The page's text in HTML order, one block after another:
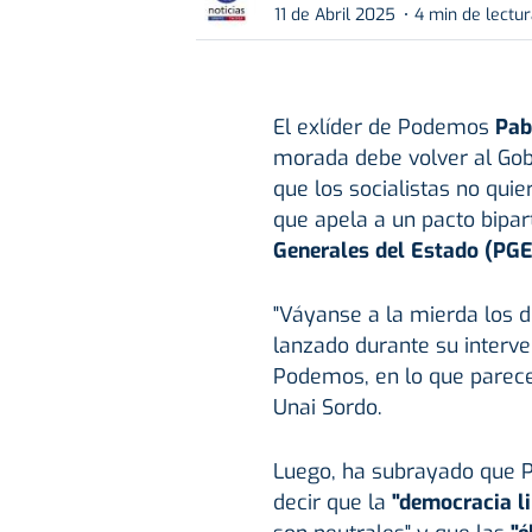
11 de Abril 2025 4 min de
El exlíder de Podemos
morada debe volver al
que los socialistas no
que apela a un pacto
Generales del Estado
"Váyanse a la mierda los
lanzado durante su
Podemos, en lo que
Unai Sordo.
Luego, ha subrayado que
decir que la "democracia